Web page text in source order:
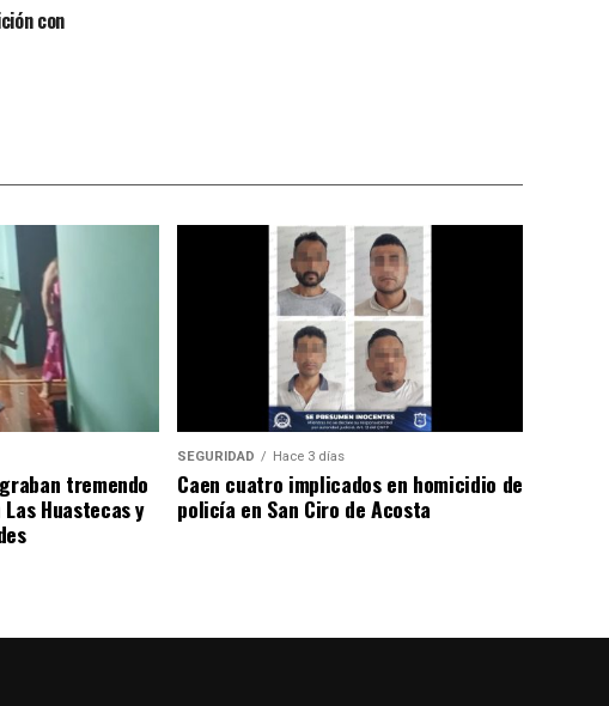
con
tremendo
Huastecas y
SEGURIDAD Hace 3 días
Caen cuatro implicados en homicidio de
policía en San Ciro de Acosta